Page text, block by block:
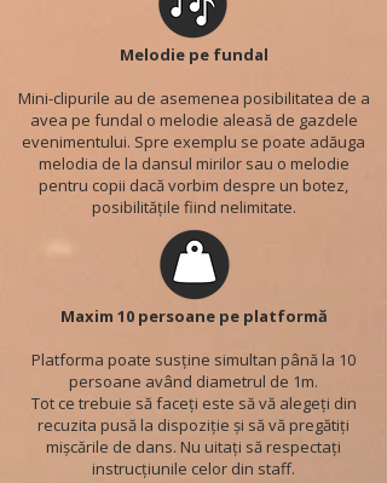
Melodie pe fundal
Mini-clipurile au de asemenea posibilitatea de a
avea pe fundal o melodie aleasă de gazdele
evenimentului. Spre exemplu se poate adăuga
melodia de la dansul mirilor sau o melodie
pentru copii dacă vorbim despre un botez,
posibilitățile fiind nelimitate.
Maxim 10 persoane pe platformă
Platforma poate susține simultan până la 10
persoane având diametrul de 1m.
Tot ce trebuie să faceți este să vă alegeți din
recuzita pusă la dispoziție și să vă pregătiți
mișcările de dans. Nu uitați să respectați
instrucțiunile celor din staff.